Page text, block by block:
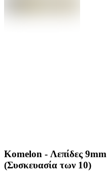
Komelon - Λεπίδες
(Συσκευασία των 10)